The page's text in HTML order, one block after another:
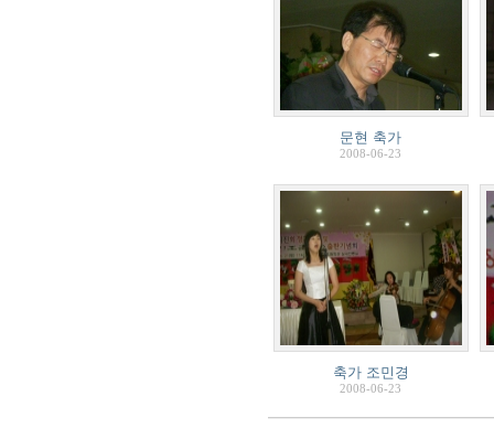
문현 축가
2008-06-23
축가 조민경
2008-06-23